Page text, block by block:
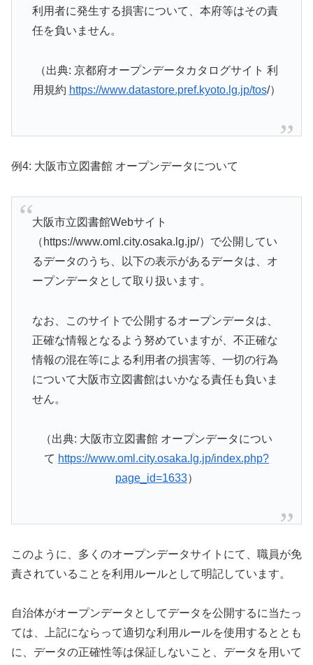
利用者に発生する損害について、本府等はその責
任を負いません。
（出典: 京都府オープンデータカタログサイト 利
用規約 https://www.datastore.pref.kyoto.lg.jp/tos/）
例4: 大阪市立図書館 オープンデータについて
大阪市立図書館Webサイト
（https://www.oml.city.osaka.lg.jp/）で公開してい
るデータのうち、以下の表示があるデータは、オ
ープンデータとして取り扱います。
なお、このサイトで公開するオープンデータは、
正確な情報となるよう努めていますが、不正確な
情報の混在等による利用者の損害等、一切の行為
について大阪市立図書館はいかなる責任も負いま
せん。
（出典: 大阪市立図書館 オープンデータについ
て https://www.oml.city.osaka.lg.jp/index.php?
page_id=1633）
このように、多くのオープンデータサイトにて、職員が免
責されていることを利用ルールとして明記しています。
自治体がオープンデータとしてデータを公開するに当たっ
ては、上記にならって適切な利用ルールを使用するととも
に、データの正確性等は保証しないこと、データを用いて